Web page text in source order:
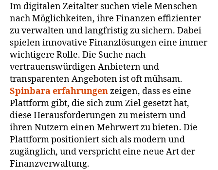
Im digitalen Zeitalter suchen viele Menschen
nach Möglichkeiten, ihre Finanzen effizienter
zu verwalten und langfristig zu sichern. Dabei
spielen innovative Finanzlösungen eine immer
wichtigere Rolle. Die Suche nach
vertrauenswürdigen Anbietern und
transparenten Angeboten ist oft mühsam.
Spinbara erfahrungenzeigen, dass es eine
Plattform gibt, die sich zum Ziel gesetzt hat,
diese Herausforderungen zu meistern und
ihren Nutzern einen Mehrwert zu bieten. Die
Plattform positioniert sich als modern und
zugänglich, und verspricht eine neue Art der
Finanzverwaltung.